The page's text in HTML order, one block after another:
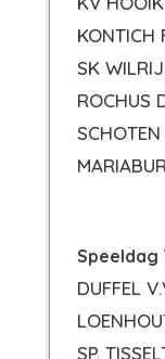
KONTICH
SK
ROCHUS
SCHOTEN
Speeldag
DUFFEL
SP.